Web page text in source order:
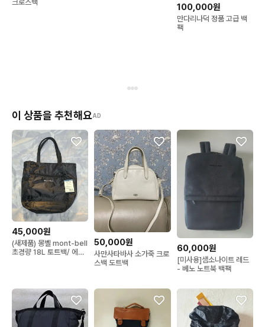
크로스백 100,000원
만다리나덕 정품 고급 백
팩
이 상품을 추천해요AD
45,000원
(새제품) 몽벨 mont-bell
초경량 18L 토트백/ 에코
50,000원
사만사타바사 소가죽 크로
스백 도트백
60,000원
[미사용]샘소나이트 레드
- 베노 노트북 백팩